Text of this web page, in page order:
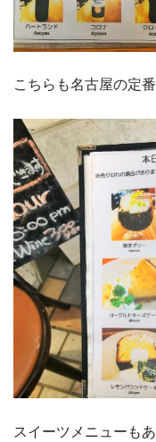
こちらも名古屋の定
スイーツメニューもあ